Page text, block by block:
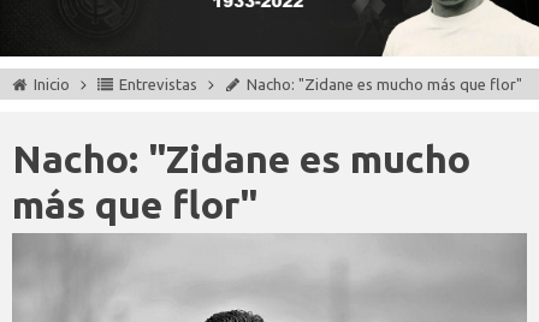
Inicio Entrevistas Nacho: "Zidane es mucho más que flor"
Nacho: "Zidane es mucho
más que flor"